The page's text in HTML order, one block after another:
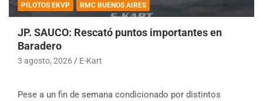
PILOTOS EKVP RMC BUENOS AIRES
JP. SAUCO: Rescató puntos importantes en
Baradero
3 agosto, 2026 E-Kart
Pese a un fin de semana condicionado por distintos